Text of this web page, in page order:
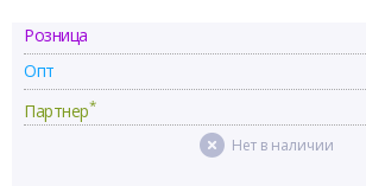
Розница
Опт
Партнер*
Нет в наличии